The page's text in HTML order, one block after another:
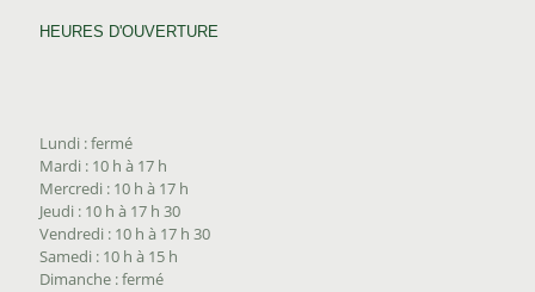
HEURES D'OUVERTURE
Lundi : fermé
Mardi : 10 h à 17 h
Mercredi : 10 h à 17 h
Jeudi : 10 h à 17 h 30
Vendredi : 10 h à 17 h 30
Samedi : 10 h à 15 h
Dimanche : fermé